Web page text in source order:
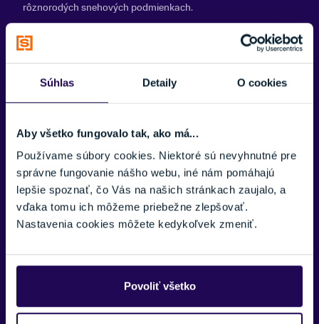
Súhlas Detaily O cookies
Aby všetko fungovalo tak, ako má...
Používame súbory cookies. Niektoré sú nevyhnutné pre
správne fungovanie nášho webu, iné nám pomáhajú
lepšie spoznať, čo Vás na našich stránkach zaujalo, a
vďaka tomu ich môžeme priebežne zlepšovať.
Nastavenia cookies môžete kedykoľvek zmeniť.
Povoliť všetko
rôznorodých snehových podmienkach.
Sklznica Nano Tech
Nano Tech je unikátna technológia, ktorá zvyšuje odolnosť
typoch snehu.
Fusion je integrovaný systém lyžiarskeho viazania, ktorý uľahčuje
nasadenie do oblúka a zlepšuje pohyblivosť lyží pri prechode
z hrany na hranu.
Dĺžka (cm) Parametre (mm)
Rádius (m)
160
121/73/104
172
121/73/104
15.7
121/73/104